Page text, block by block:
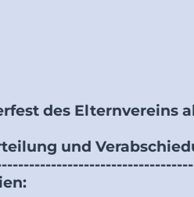
des Elternvereins
und